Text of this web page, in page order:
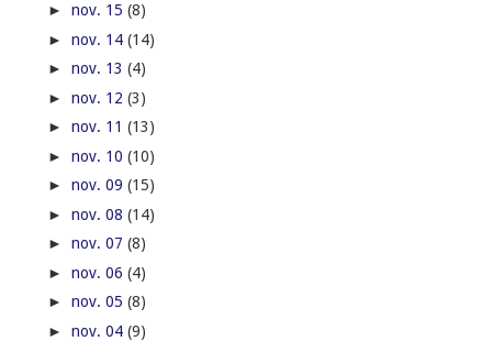
► nov. 15 (8)
► nov. 14 (14)
► nov. 13 (4)
► nov. 12 (3)
► nov. 11 (13)
► nov. 10 (10)
► nov. 09 (15)
► nov. 08 (14)
► nov. 07 (8)
► nov. 06 (4)
► nov. 05 (8)
► nov. 04 (9)